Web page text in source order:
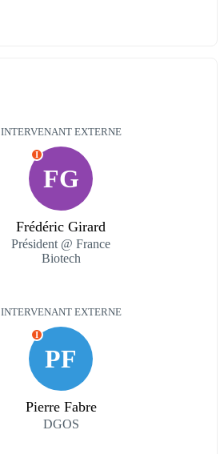
INTERVENANT EXTERNE
FG
I
Frédéric Girard
Président @ France
Biotech
INTERVENANT EXTERNE
PF
I
Pierre Fabre
DGOS